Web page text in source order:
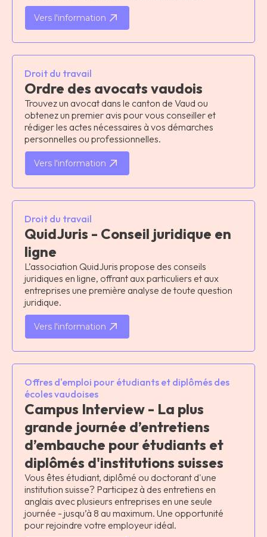
Vers l'information
Droit du travail
Ordre des avocats vaudois
Trouvez un avocat dans le canton de Vaud ou
obtenez un premier avis pour vous conseiller et
rédiger les actes nécessaires à vos démarches
personnelles ou professionnelles.
Vers l'information
Droit du travail
QuidJuris - Conseil juridique en
ligne
L’association QuidJuris propose des conseils
juridiques en ligne, offrant aux particuliers et aux
entreprises une première analyse de toute question
juridique.
Vers l'information
Offres d'emploi pour étudiants et diplômés des
écoles vaudoises
Campus Interview - La plus
grande journée d’entretiens
d’embauche pour étudiants et
diplômés d'institutions suisses
Vous êtes étudiant, diplômé ou doctorant d'une
institution suisse? Participez à des entretiens en
anglais avec plusieurs entreprises en une seule
journée - jusqu’à 8 au maximum. Une opportunité
pour rejoindre votre employeur idéal.